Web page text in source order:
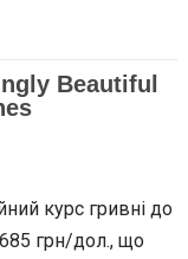
курс гривні до
грн/дол., що